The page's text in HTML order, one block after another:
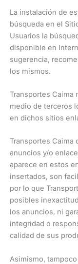
La instalación de
búsqueda en el
Usuarios la
disponible en
sugerencia,
los mismos.
Transportes
medio de terceros
en dichos sitios
Transportes
anuncios y/o
aparece en estos
insertados, son
por lo que
posibles
los anuncios, ni
integridad o
calidad de sus
Asimismo,